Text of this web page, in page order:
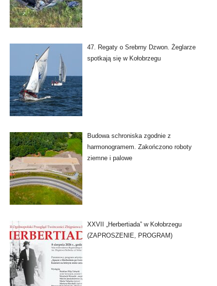
47. Regaty o Srebrny Dzwon. Żeglarze
spotkają się w Kołobrzegu
Budowa schroniska zgodnie z
harmonogramem. Zakończono roboty
ziemne i palowe
XXVII „Herbertiada” w Kołobrzegu
(ZAPROSZENIE, PROGRAM)